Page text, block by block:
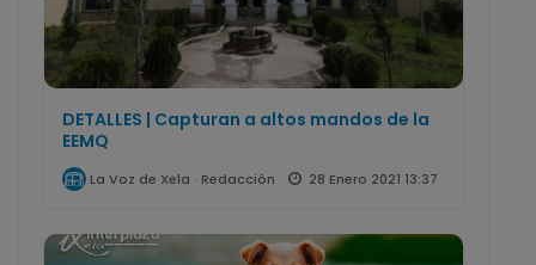
DETALLES | Capturan a altos mandos de la
EEMQ
La Voz de Xela · Redacción 28 Enero 2021 13:37